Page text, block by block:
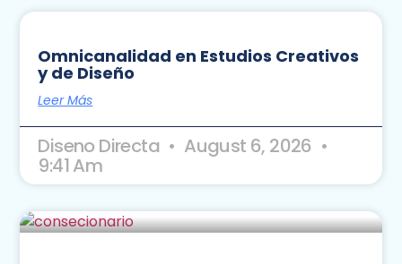
Omnicanalidad en Estudios Creativos
y de Diseño
Leer Más
Diseno Directa August 6, 2026
9:41 Am